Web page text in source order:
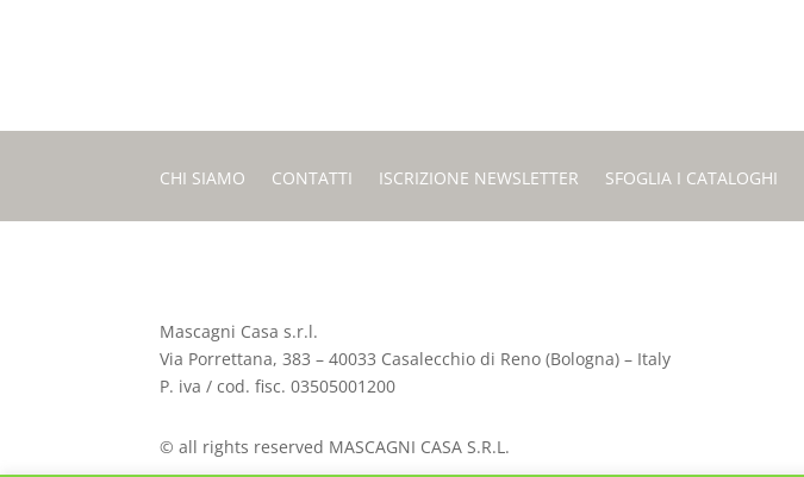
CHI SIAMO CONTATTI ISCRIZIONE NEWSLETTER SFOGLIA I CATALOGHI
Mascagni Casa s.r.l.
Via Porrettana, 383 – 40033 Casalecchio di Reno (Bologna) – Italy
P. iva / cod. fisc. 03505001200
© all rights reserved MASCAGNI CASA S.R.L.